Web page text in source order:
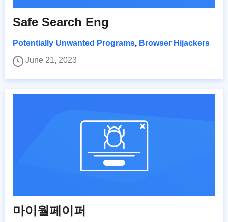
Safe Search Eng
Potentially Unwanted Programs, Browser Hijackers
June 21, 2023
마이월페이퍼